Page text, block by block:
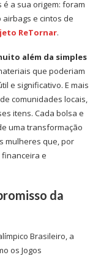
é a sua origem: foram
e cintos de
ReTornar.
além da simples
que poderiam
e significativo. E mais
comunidades locais,
itens. Cada bolsa e
uma transformação
mulheres que, por
e
da
Brasileiro, a
os Jogos